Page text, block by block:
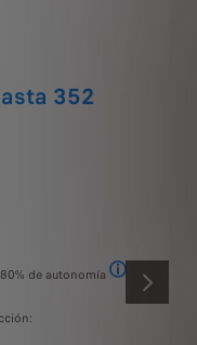
de temperatura
352
de autonomía
En una